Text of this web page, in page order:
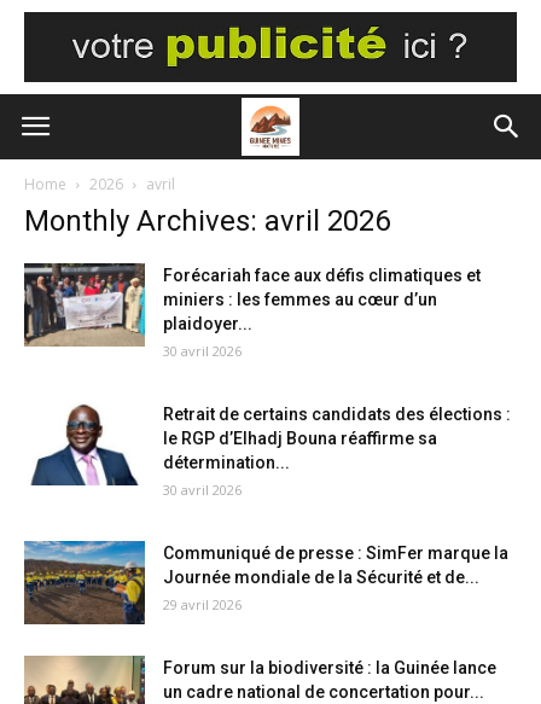
Home 2026 avril
Monthly Archives: avril 2026
Forécariah face aux défis climatiques et
miniers : les femmes au cœur d’un
plaidoyer...
30 avril 2026
Retrait de certains candidats des élections :
le RGP d’Elhadj Bouna réaffirme sa
détermination...
30 avril 2026
Communiqué de presse : SimFer marque la
Journée mondiale de la Sécurité et de...
29 avril 2026
Forum sur la biodiversité : la Guinée lance
un cadre national de concertation pour...